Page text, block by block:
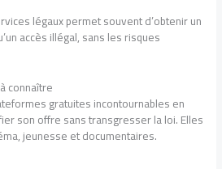
légaux permet souvent d’obtenir un
accès illégal, sans les risques
connaître
gratuites incontournables en
son offre sans transgresser la loi. Elles
jeunesse et documentaires.